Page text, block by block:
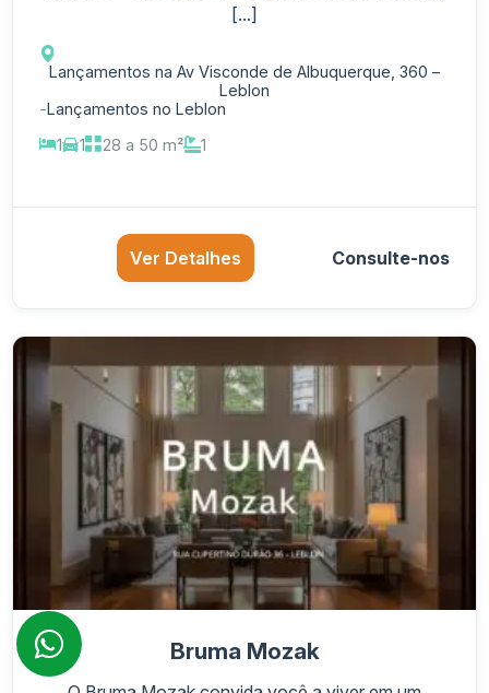
[...]
Lançamentos na Av Visconde de Albuquerque, 360 –
Leblon
-Lançamentos no Leblon
1
1 28 a 50 m² 1
Ver Detalhes Consulte-nos
Bruma Mozak